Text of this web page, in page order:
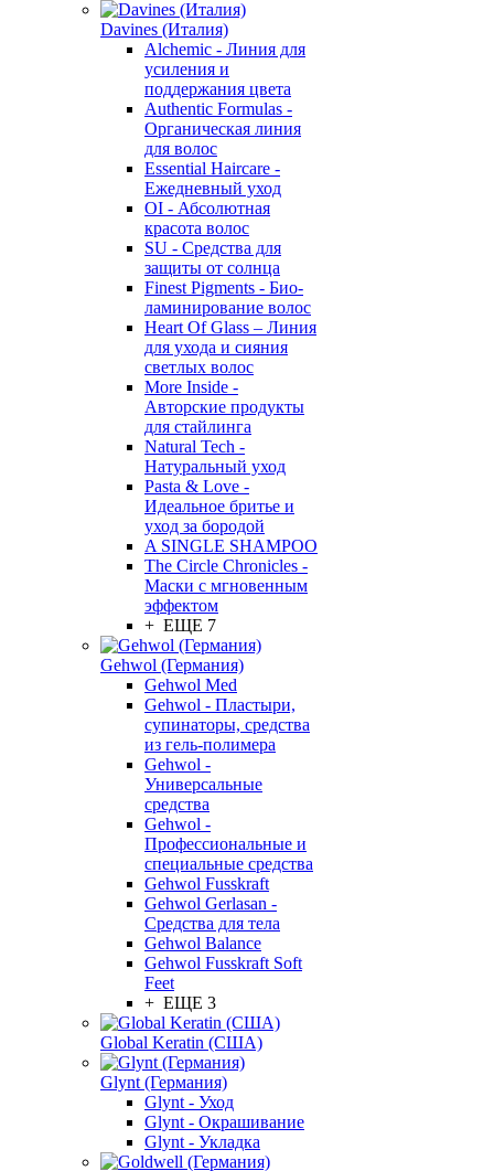
Davines (Италия)
Alchemic - Линия для
усиления и
поддержания цвета
Authentic Formulas -
Органическая линия
для волос
Essential Haircare -
Eжедневный уход
OI - Абсолютная
красота волос
SU - Средства для
защиты от солнца
Finest Pigments - Био-
ламинирование волос
Heart Of Glass – Линия
для ухода и сияния
светлых волос
More Inside -
Авторские продукты
для стайлинга
Natural Tech -
Натуральный уход
Pasta & Love -
Идеальное бритье и
уход за бородой
A SINGLE SHAMPOO
The Circle Chronicles -
Маски с мгновенным
эффектом
+ ЕЩЕ 7
Gehwol (Германия)
Gehwol Med
Gehwol - Пластыри,
супинаторы, средства
из гель-полимера
Gehwol -
Универсальные
средства
Gehwol -
Профессиональные и
специальные средства
Gehwol Fusskraft
Gehwol Gerlasan -
Средства для тела
Gehwol Balance
Gehwol Fusskraft Soft
Feet
+ ЕЩЕ 3
Global Keratin (США)
Glynt (Германия)
Glynt - Уход
Glynt - Окрашивание
Glynt - Укладка